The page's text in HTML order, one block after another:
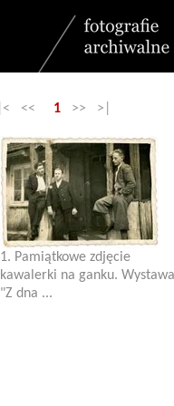
|< << 1 >> >|
1. Pamiątkowe zdjęcie
kawalerki na ganku. Wystawa
"Z dna ...